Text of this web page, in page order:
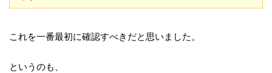
これを一番最初に確認すべきだと思いました。
というのも、